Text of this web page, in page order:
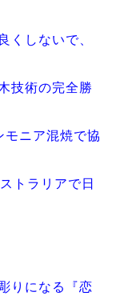
くしないで、
技術の完全勝
モニア混焼で協
トラリアで日
りになる『恋